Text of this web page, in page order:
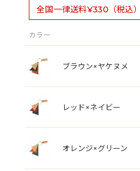
全国一律送料¥330（税込）
カラー
ブラウン×ヤケヌメ
レッド×ネイビー
オレンジ×グリーン